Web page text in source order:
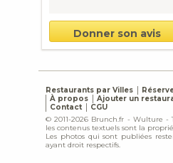
Restaurants par Villes
À propos
Ajouter un
Contact
CGU
© 2011-2026 Brunch.fr - Wulture -
les contenus textuels sont la
Les photos qui sont publiées
ayant droit respectifs.